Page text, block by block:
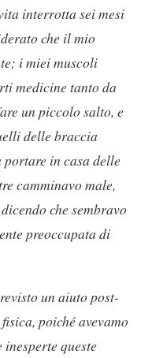
interrotta sei mesi
che il mio
i miei muscoli
medicine tanto da
un piccolo salto, e
delle braccia
in casa delle
camminavo male,
che sembravo
preoccupata di
un aiuto post-
poiché avevamo
queste